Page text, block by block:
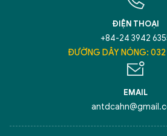
ĐIỆN THOẠI
+84-24 3942
ĐƯỜNG DÂY NÓNG:
EMAIL